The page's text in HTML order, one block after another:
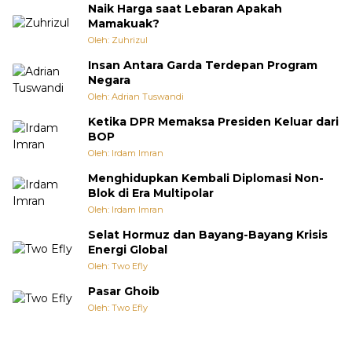
Naik Harga saat Lebaran Apakah
Mamakuak?
Oleh: Zuhrizul
Insan Antara Garda Terdepan Program
Negara
Oleh: Adrian Tuswandi
Ketika DPR Memaksa Presiden Keluar dari
BOP
Oleh: Irdam Imran
Menghidupkan Kembali Diplomasi Non-
Blok di Era Multipolar
Oleh: Irdam Imran
Selat Hormuz dan Bayang-Bayang Krisis
Energi Global
Oleh: Two Efly
Pasar Ghoib
Oleh: Two Efly